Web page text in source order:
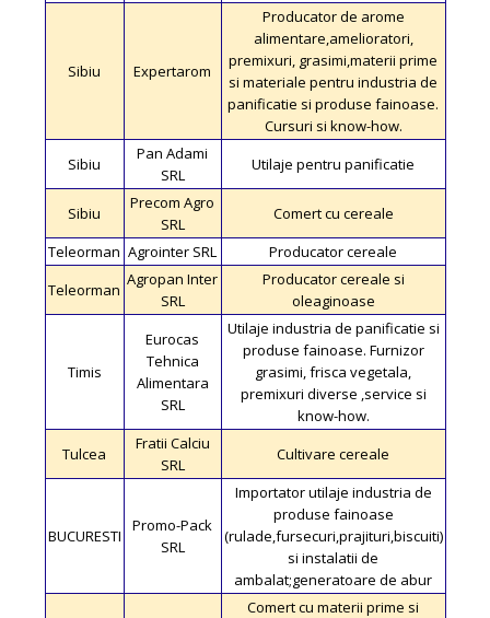
Sibiu Expertarom
Producator de arome
alimentare,amelioratori,
premixuri, grasimi,materii prime
si materiale pentru industria de
panificatie si produse fainoase.
Cursuri si know-how.
Sibiu
Pan Adami
SRL
Utilaje pentru panificatie
Sibiu
Precom Agro
SRL
Comert cu cereale
Teleorman Agrointer SRL
Producator cereale
Teleorman
Agropan Inter
SRL
Producator cereale si
oleaginoase
Timis
Eurocas
Tehnica
Alimentara
SRL
Utilaje industria de panificatie si
produse fainoase. Furnizor
grasimi, frisca vegetala,
premixuri diverse ,service si
know-how.
Tulcea
Fratii Calciu
SRL
Cultivare cereale
BUCURESTI
Promo-Pack
SRL
Importator utilaje industria de
produse fainoase
(rulade,fursecuri,prajituri,biscuiti)
si instalatii de
ambalat;generatoare de abur
Comert cu materii prime si